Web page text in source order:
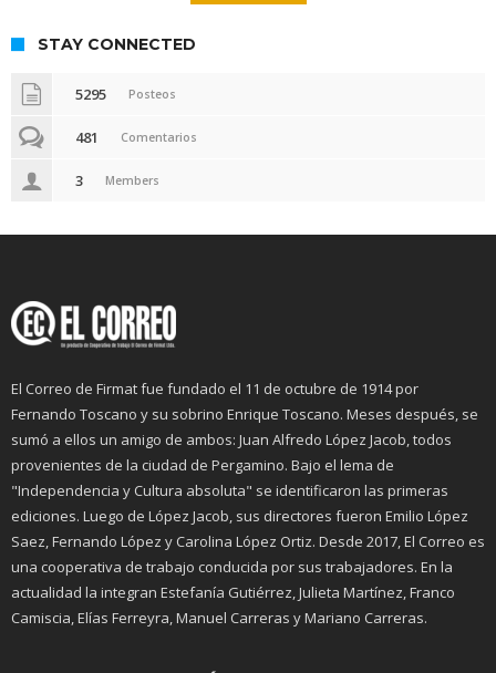
STAY CONNECTED
5295 Posteos
481 Comentarios
3 Members
El Correo de Firmat fue fundado el 11 de octubre de 1914 por
Fernando Toscano y su sobrino Enrique Toscano. Meses después, se
sumó a ellos un amigo de ambos: Juan Alfredo López Jacob, todos
provenientes de la ciudad de Pergamino. Bajo el lema de
"Independencia y Cultura absoluta" se identificaron las primeras
ediciones. Luego de López Jacob, sus directores fueron Emilio López
Saez, Fernando López y Carolina López Ortiz. Desde 2017, El Correo es
una cooperativa de trabajo conducida por sus trabajadores. En la
actualidad la integran Estefanía Gutiérrez, Julieta Martínez, Franco
Camiscia, Elías Ferreyra, Manuel Carreras y Mariano Carreras.